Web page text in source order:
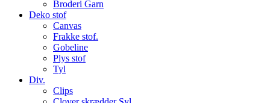
Broderi Garn
Deko stof
Canvas
Frakke stof.
Gobeline
Plys stof
Tyl
Div.
Clips